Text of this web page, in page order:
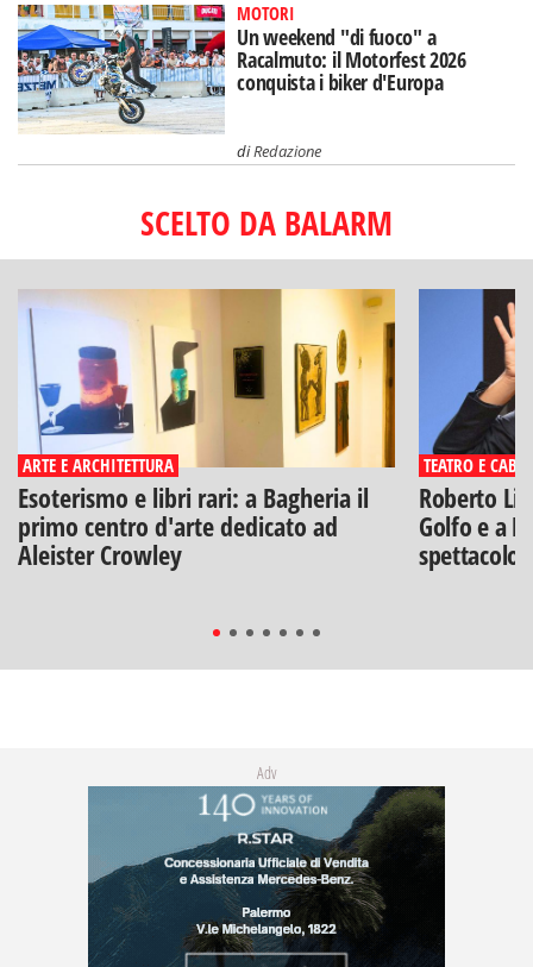
MOTORI
Un weekend "di fuoco" a
Racalmuto: il Motorfest 2026
conquista i biker d'Europa
diRedazione
SCELTO DA BALARM
ARTE E ARCHITETTURA
Esoterismo e libri rari: a Bagheria il
primo centro d'arte dedicato ad
Aleister Crowley
TEATRO E
Roberto
Golfo e a
spettacolo"
Adv